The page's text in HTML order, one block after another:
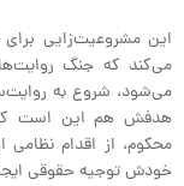
این مشروعیت‌زایی
می‌کند که جنگ
می‌شود، شروع به
هدفش هم این است که
محکوم، از اقدام
خودش توجیه حقوقی